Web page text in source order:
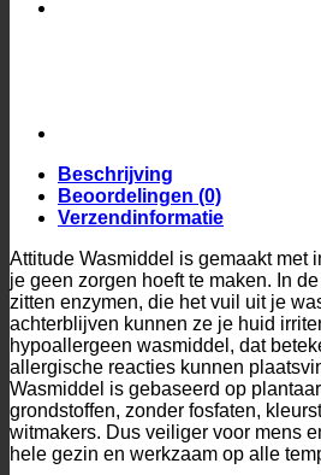
Beschrijving
Beoordelingen (0)
Verzendinformatie
Attitude Wasmiddel is gemaakt met
je geen zorgen hoeft te maken. In
zitten enzymen, die het vuil uit je
achterblijven kunnen ze je huid
hypoallergeen wasmiddel, dat
allergische reacties kunnen
Wasmiddel is gebaseerd op
grondstoffen, zonder fosfaten,
witmakers. Dus veiliger voor mens
hele gezin en werkzaam op alle